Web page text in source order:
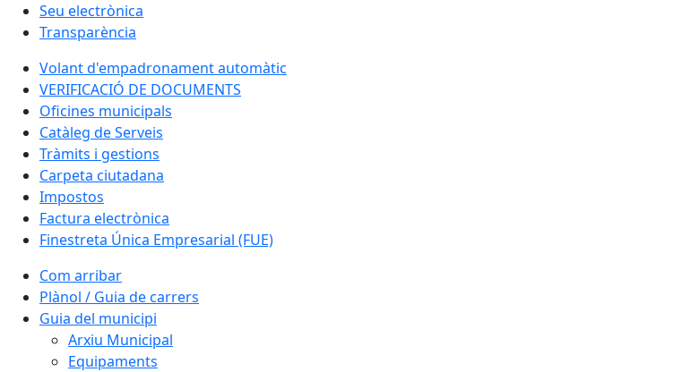
Seu electrònica
Transparència
Volant d'empadronament automàtic
VERIFICACIÓ DE DOCUMENTS
Oficines municipals
Catàleg de Serveis
Tràmits i gestions
Carpeta ciutadana
Impostos
Factura electrònica
Finestreta Única Empresarial (FUE)
Com arribar
Plànol / Guia de carrers
Guia del municipi
Arxiu Municipal
Equipaments